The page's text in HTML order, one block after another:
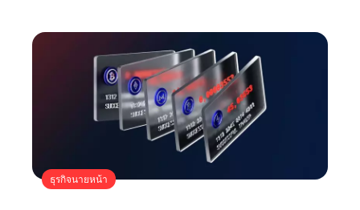
ธุรกิจนายหน้า